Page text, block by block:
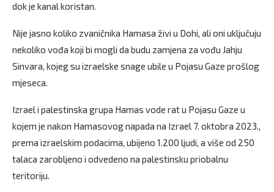
dok je kanal koristan.
Nije jasno koliko zvaničnika Hamasa živi u Dohi, ali oni uključuju
nekoliko vođa koji bi mogli da budu zamjena za vođu Jahju
Sinvara, kojeg su izraelske snage ubile u Pojasu Gaze prošlog
mjeseca.
Izrael i palestinska grupa Hamas vode rat u Pojasu Gaze u
kojem je nakon Hamasovog napada na Izrael 7. oktobra 2023.,
prema izraelskim podacima, ubijeno 1.200 ljudi, a više od 250
talaca zarobljeno i odvedeno na palestinsku priobalnu
teritoriju.